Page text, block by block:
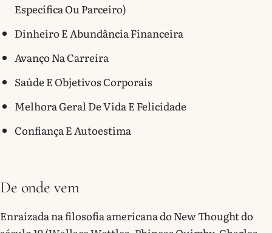
Específica Ou Parceiro)
Dinheiro E Abundância Financeira
Avanço Na Carreira
Saúde E Objetivos Corporais
Melhora Geral De Vida E Felicidade
Confiança E Autoestima
De onde vem
Enraizada na filosofia americana do New Thought do